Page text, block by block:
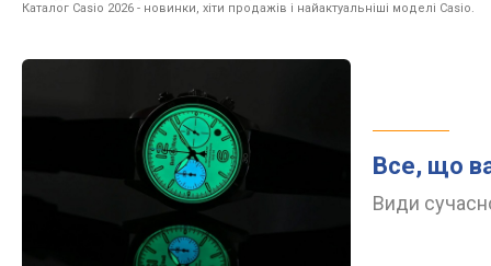
Каталог Casio 2026 - новинки, хіти продажів і найактуальніші моделі Casio.
Все, що
Види